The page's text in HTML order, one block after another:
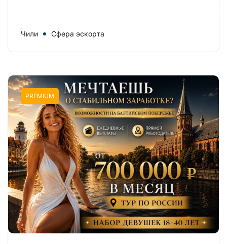
Чили Сфера эскорта
PREMIUM